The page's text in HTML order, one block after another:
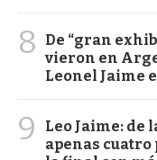
8
De “gran
vieron en
Leonel Jaime
9
Leo Jaime: de
apenas cuatro